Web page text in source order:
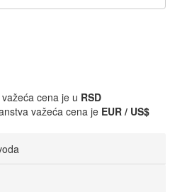
cena je u RSD
važeća cena je EUR / US$